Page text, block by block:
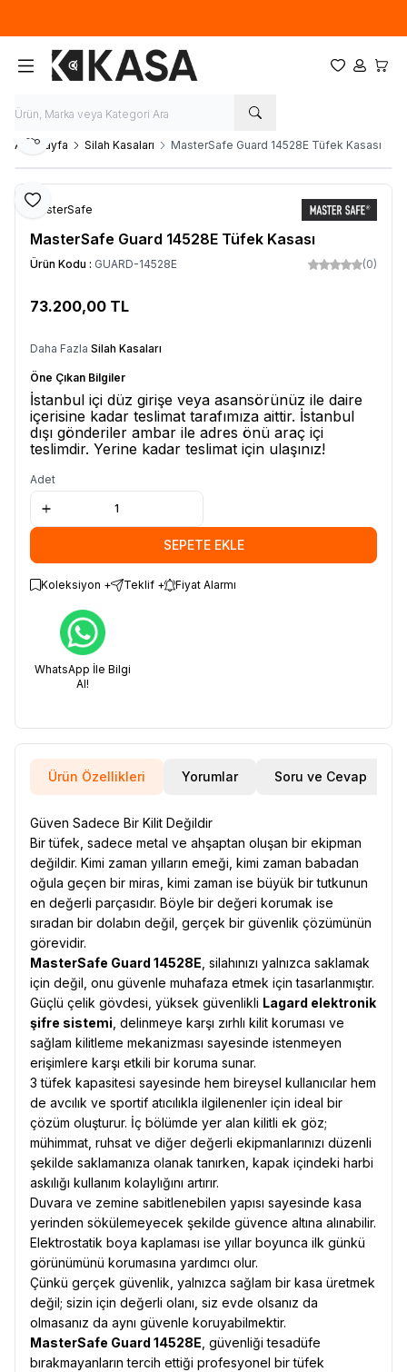
Favorilerim
Hesabım
Ana Sayfa Silah Kasaları MasterSafe Guard 14528E Tüfek Kasası
Favoriye Ekle
Paylaş
MasterSafe
MasterSafe Guard 14528E Tüfek Kasası
Ürün Kodu : GUARD-14528E (0)
73.200,00 TL
Daha Fazla Silah Kasaları
Öne Çıkan Bilgiler
İstanbul içi düz girişe veya asansörünüz ile daire
içerisine kadar teslimat tarafımıza aittir. İstanbul
dışı gönderiler ambar ile adres önü araç içi
teslimdir. Yerine kadar teslimat için ulaşınız!
Adet
SEPETE EKLE
Koleksiyon + Teklif + Fiyat Alarmı
WhatsApp İle Bilgi
Al!
Ürün Özellikleri Yorumlar Soru ve Cevap
Güven Sadece Bir Kilit Değildir
Bir tüfek, sadece metal ve ahşaptan oluşan bir ekipman
değildir. Kimi zaman yılların emeği, kimi zaman babadan
oğula geçen bir miras, kimi zaman ise büyük bir tutkunun
en değerli parçasıdır. Böyle bir değeri korumak ise
sıradan bir dolabın değil, gerçek bir güvenlik çözümünün
görevidir.
MasterSafe Guard 14528E , silahınızı yalnızca saklamak
için değil, onu güvenle muhafaza etmek için tasarlanmıştır.
Güçlü çelik gövdesi, yüksek güvenlikli Lagard elektronik
şifre sistemi , delinmeye karşı zırhlı kilit koruması ve
sağlam kilitleme mekanizması sayesinde istenmeyen
erişimlere karşı etkili bir koruma sunar.
3 tüfek kapasitesi sayesinde hem bireysel kullanıcılar hem
de avcılık ve sportif atıcılıkla ilgilenenler için ideal bir
çözüm oluşturur. İç bölümde yer alan kilitli ek göz;
mühimmat, ruhsat ve diğer değerli ekipmanlarınızı düzenli
şekilde saklamanıza olanak tanırken, kapak içindeki harbi
askılığı kullanım kolaylığını artırır.
Duvara ve zemine sabitlenebilen yapısı sayesinde kasa
yerinden sökülemeyecek şekilde güvence altına alınabilir.
Elektrostatik boya kaplaması ise yıllar boyunca ilk günkü
görünümünü korumasına yardımcı olur.
Çünkü gerçek güvenlik, yalnızca sağlam bir kasa üretmek
değil; sizin için değerli olanı, siz evde olsanız da
olmasanız da aynı güvenle koruyabilmektir.
MasterSafe Guard 14528E , güvenliği tesadüfe
bırakmayanların tercih ettiği profesyonel bir tüfek